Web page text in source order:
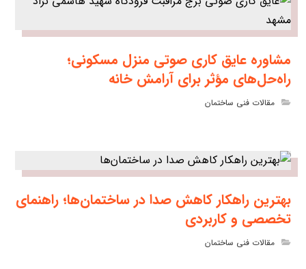
مشاوره عایق کاری صوتی منزل مسکونی؛
راه‌حل‌های مؤثر برای آرامش خانه
مقالات فنی ساختمان
بهترین راهکار کاهش صدا در ساختمان‌ها؛ راهنمای
تخصصی و کاربردی
مقالات فنی ساختمان